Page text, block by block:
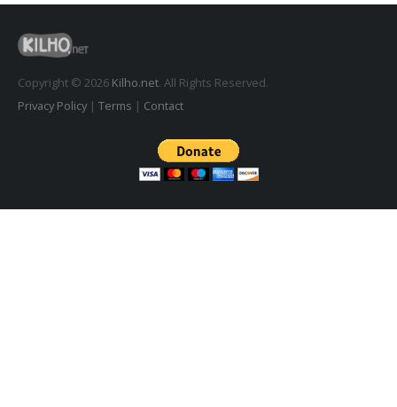
꿈의세계 1.3.0 – 꿈해몽, 꿈풀이
2026년 7월 30일
Copyright © 2026 Kilho.net. All Rights Reserved.
Privacy Policy| Terms | Contact